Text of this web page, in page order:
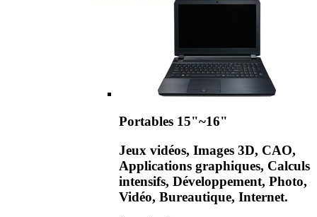
Portables 15"~16"
Jeux vidéos, Images 3D, CAO,
Applications graphiques, Calculs
intensifs, Développement, Photo,
Vidéo, Bureautique, Internet.